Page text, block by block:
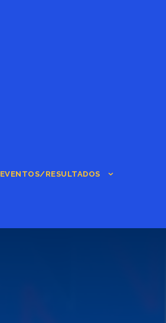
EVENTOS/RESULTADOS